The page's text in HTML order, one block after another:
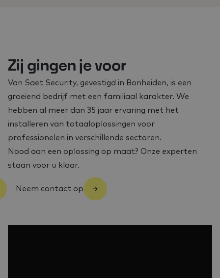
Zij gingen je voor
Van Saet Security, gevestigd in Bonheiden, is een
groeiend bedrijf met een familiaal karakter. We
hebben al meer dan 35 jaar ervaring met het
installeren van totaaloplossingen voor
professionelen in verschillende sectoren.
Nood aan een oplossing op maat? Onze experten
staan voor u klaar.
Neem contact op